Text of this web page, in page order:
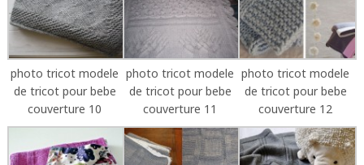
photo tricot modele
de tricot pour bebe
couverture 10
photo tricot modele
de tricot pour bebe
couverture 11
photo tricot modele
de tricot pour bebe
couverture 12